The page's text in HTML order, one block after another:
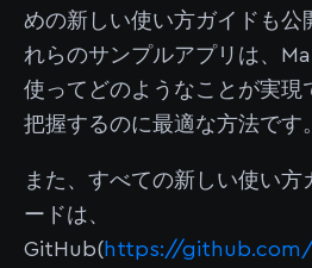
めの新しい使い方ガイドも公
れらのサンプルアプリは、
使ってどのようなことが実現
把握するのに最適な方法です。
また、すべての新しい使い方
ードは、
GitHub( https://